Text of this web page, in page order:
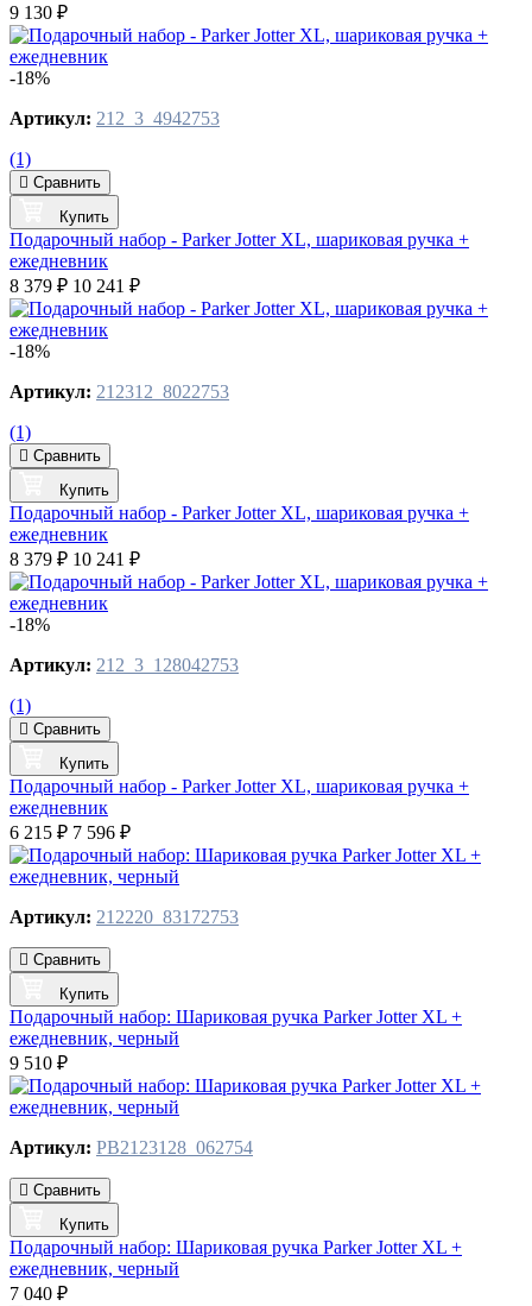
9 130 ₽
-18%
Артикул: 212_3_4942753
(1)
Сравнить
Купить
Подарочный набор - Parker Jotter XL, шариковая ручка +
ежедневник
8 379 ₽ 10 241 ₽
-18%
Артикул: 212312_8022753
(1)
Сравнить
Купить
Подарочный набор - Parker Jotter XL, шариковая ручка +
ежедневник
8 379 ₽ 10 241 ₽
-18%
Артикул: 212_3_128042753
(1)
Сравнить
Купить
Подарочный набор - Parker Jotter XL, шариковая ручка +
ежедневник
6 215 ₽ 7 596 ₽
Артикул: 212220_83172753
Сравнить
Купить
Подарочный набор: Шариковая ручка Parker Jotter XL +
ежедневник, черный
9 510 ₽
Артикул: PB2123128_062754
Сравнить
Купить
Подарочный набор: Шариковая ручка Parker Jotter XL +
ежедневник, черный
7 040 ₽